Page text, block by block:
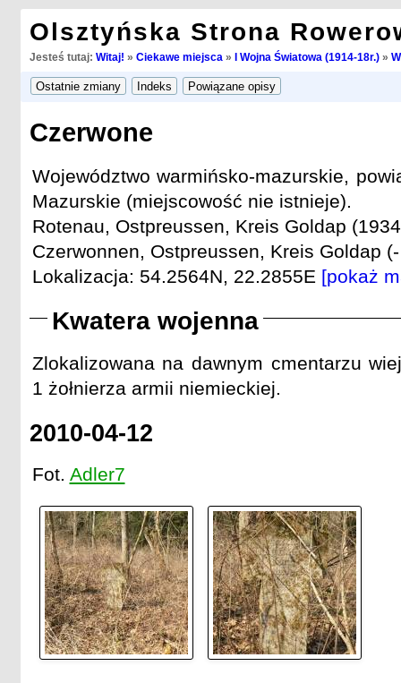
Olsztyńska Strona
Jesteś tutaj: Witaj! » Ciekawe miejsca » I Wojna Światowa (1914-18r.)»
Czerwone
Województwo warmińsko-mazurskie,
Mazurskie (miejscowość nie istnieje).
Rotenau, Ostpreussen, Kreis Goldap
Czerwonnen, Ostpreussen, Kreis Goldap
Lokalizacja: 54.2564N, 22.2855E [pokaż
Kwatera wojenna
Zlokalizowana na dawnym cmentarzu
1 żołnierza armii niemieckiej.
2010-04-12
Fot. Adler7